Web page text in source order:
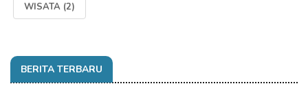
WISATA (2)
BERITA TERBARU